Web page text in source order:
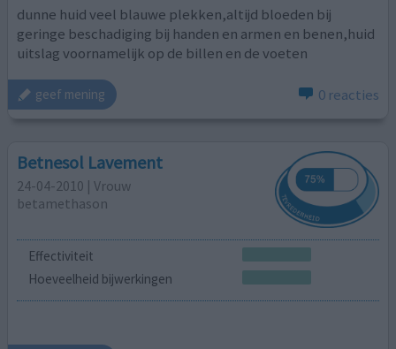
dunne huid veel blauwe plekken,altijd bloeden bij
geringe beschadiging bij handen en armen en benen,huid
uitslag voornamelijk op de billen en de voeten
geef mening 0 reacties
Betnesol Lavement
24-04-2010 | Vrouw
betamethason
Effectiviteit
Hoeveelheid bijwerkingen